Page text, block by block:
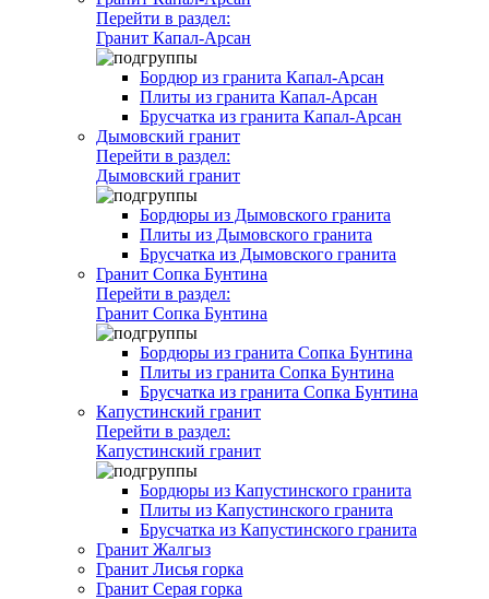
Перейти в раздел:
Гранит Капал-Арсан
Бордюр из гранита Капал-Арсан
Плиты из гранита Капал-Арсан
Брусчатка из гранита Капал-Арсан
Дымовский гранит
Перейти в раздел:
Дымовский гранит
Бордюры из Дымовского гранита
Плиты из Дымовского гранита
Брусчатка из Дымовского гранита
Гранит Сопка Бунтина
Перейти в раздел:
Гранит Сопка Бунтина
Бордюры из гранита Сопка Бунтина
Плиты из гранита Сопка Бунтина
Брусчатка из гранита Сопка Бунтина
Капустинский гранит
Перейти в раздел:
Капустинский гранит
Бордюры из Капустинского гранита
Плиты из Капустинского гранита
Брусчатка из Капустинского гранита
Гранит Жалгыз
Гранит Лисья горка
Гранит Серая горка